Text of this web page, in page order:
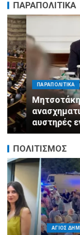
ΠΑΡΑΠΟΛΙΤΙΚΑ
ΠΑΡΑΠΟΛΙΤΙΚΑ
Μητσοτάκης σε
αυστηρές
ΠΟΛΙΤΙΣΜΟΣ
ΑΓΙΟΣ ΔΗΜΗΤΡΙΟΣ